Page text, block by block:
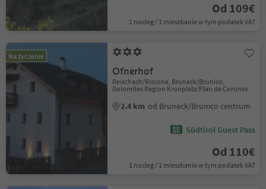
Od 109€
1 nocleg / 1 mieszkanie w tym podatek VAT
Na życzenie
Ofnerhof
Reischach/Riscone, Bruneck/Brunico,
Dolomites Region Kronplatz/Plan de Corones
2.4 km od Bruneck/Brunico centrum
Südtirol Guest Pass
Od 110€
1 nocleg / 1 mieszkanie w tym podatek VAT